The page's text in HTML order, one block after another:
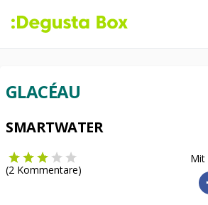
GLACÉAU
SMARTWATER
Mit
(2 Kommentare)